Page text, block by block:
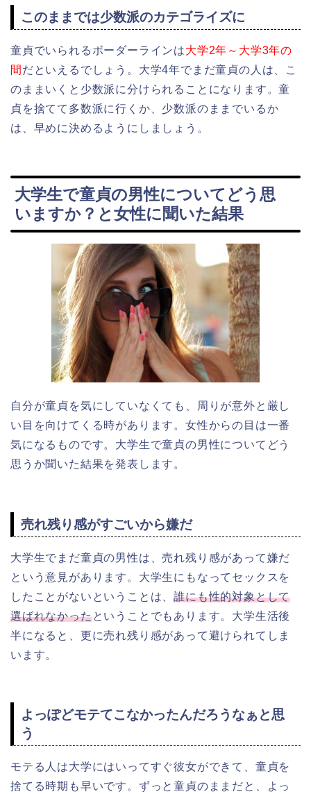
このままでは少数派のカテゴライズに
童貞でいられるボーダーラインは大学2年～大学3年の
間 だといえるでしょう。大学4年でまだ童貞の人は、こ
のままいくと少数派に分けられることになります。童
貞を捨てて多数派に行くか、少数派のままでいるか
は、早めに決めるようにしましょう。
大学生で童貞の男性についてどう思
いますか？と女性に聞いた結果
自分が童貞を気にしていなくても、周りが意外と厳し
い目を向けてくる時があります。女性からの目は一番
気になるものです。大学生で童貞の男性についてどう
思うか聞いた結果を発表します。
売れ残り感がすごいから嫌だ
大学生でまだ童貞の男性は、売れ残り感があって嫌だ
という意見があります。大学生にもなってセックスを
したことがないということは、誰にも性的対象として
選ばれなかったということでもあります。大学生活後
半になると、更に売れ残り感があって避けられてしま
います。
よっぽどモテてこなかったんだろうなぁと思
う
モテる人は大学にはいってすぐ彼女ができて、童貞を
捨てる時期も早いです。ずっと童貞のままだと、よっ